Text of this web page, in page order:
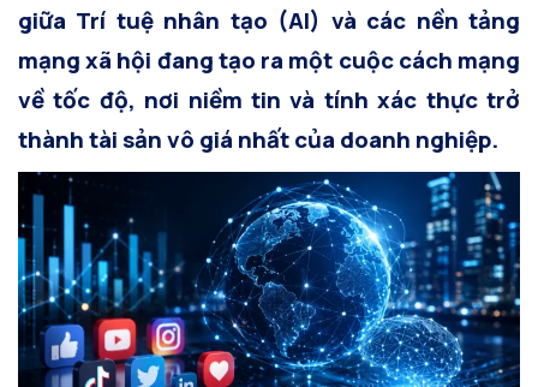
giữa Trí tuệ nhân tạo (AI) và các nền tảng
mạng xã hội đang tạo ra một cuộc cách mạng
về tốc độ, nơi niềm tin và tính xác thực trở
thành tài sản vô giá nhất của doanh nghiệp.